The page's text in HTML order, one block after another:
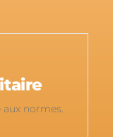
normes.